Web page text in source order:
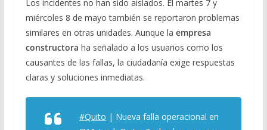
Los incidentes no han sido aislados. El martes 7 y
miércoles 8 de mayo también se reportaron problemas
similares en otras unidades. Aunque la empresa
constructora ha señalado a los usuarios como los
causantes de las fallas, la ciudadanía exige respuestas
claras y soluciones inmediatas.
#Quito | Nueva falla operacional en